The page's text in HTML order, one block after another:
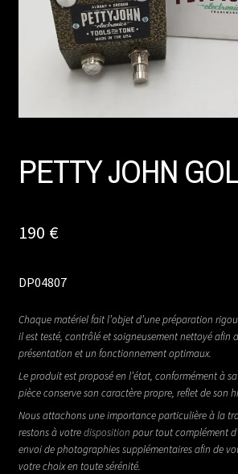
PETTY JOHN
190 €
DP04807
Chaque matériel fait l’objet d’une préparation
il est testé, contrôlé et soigneusement nettoyé afin
présentation et un fonctionnement optimaux.
Le produit est proposé en l’état, conformément à
pièce conserve son caractère propre, reflet de son
Nous attachons une importance particulière à la
restons à votredisposition pour tout complément
envoi de photographies supplémentaires afin de
votre choix en toute sérénité.